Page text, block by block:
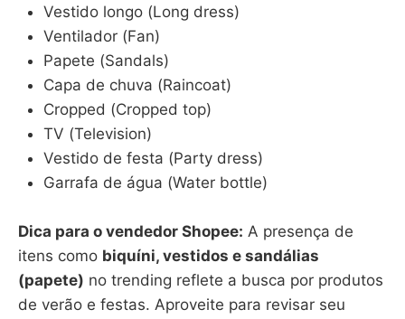
Vestido longo (Long dress)
Ventilador (Fan)
Papete (Sandals)
Capa de chuva (Raincoat)
Cropped (Cropped top)
TV (Television)
Vestido de festa (Party dress)
Garrafa de água (Water bottle)
Dica para o vendedor Shopee: A presença de
itens como biquíni, vestidos e sandálias
(papete) no trending reflete a busca por produtos
de verão e festas. Aproveite para revisar seu